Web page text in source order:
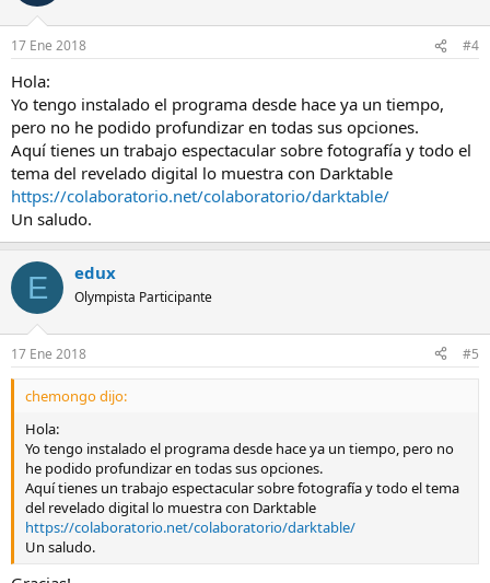
17 Ene 2018 #4
Hola:
Yo tengo instalado el programa desde hace ya un tiempo,
pero no he podido profundizar en todas sus opciones.
Aquí tienes un trabajo espectacular sobre fotografía y todo el
tema del revelado digital lo muestra con Darktable
https://colaboratorio.net/colaboratorio/darktable/
Un saludo.
E edux
Olympista Participante
17 Ene 2018 #5
chemongo dijo:
Hola:
Yo tengo instalado el programa desde hace ya un tiempo, pero no
he podido profundizar en todas sus opciones.
Aquí tienes un trabajo espectacular sobre fotografía y todo el tema
del revelado digital lo muestra con Darktable
https://colaboratorio.net/colaboratorio/darktable/
Un saludo.